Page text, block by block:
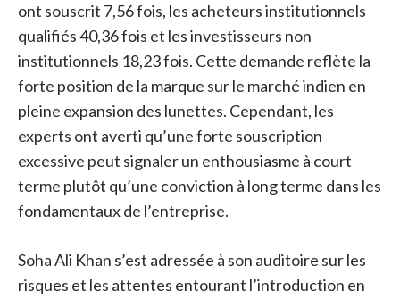
ont souscrit 7,56 fois, les acheteurs institutionnels
qualifiés 40,36 fois et les investisseurs non
institutionnels 18,23 fois. Cette demande reflète la
forte position de la marque sur le marché indien en
pleine expansion des lunettes. Cependant, les
experts ont averti qu’une forte souscription
excessive peut signaler un enthousiasme à court
terme plutôt qu’une conviction à long terme dans les
fondamentaux de l’entreprise.
Soha Ali Khan s’est adressée à son auditoire sur les
risques et les attentes entourant l’introduction en